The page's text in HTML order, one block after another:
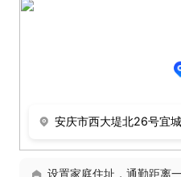
使用剪映、PS 等工具，
基础福利：入职缴纳五险
设置家庭住址，通勤距离